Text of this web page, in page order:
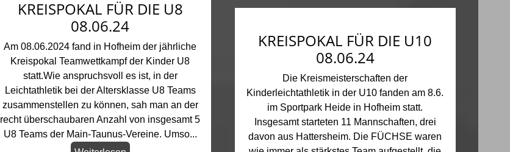
KREISPOKAL FÜR DIE U8
08.06.24
Am 08.06.2024 fand in Hofheim der jährliche
Kreispokal Teamwettkampf der Kinder U8
statt.Wie anspruchsvoll es ist, in der
Leichtathletik bei der Altersklasse U8 Teams
zusammenstellen zu können, sah man an der
recht überschaubaren Anzahl von insgesamt 5
U8 Teams der Main-Taunus-Vereine. Umso...
KREISPOKAL FÜR DIE U10
08.06.24
Die Kreismeisterschaften der
Kinderleichtathletik in der U10 fanden am 8.6.
im Sportpark Heide in Hofheim statt.
Insgesamt starteten 11 Mannschaften, drei
davon aus Hattersheim. Die FÜCHSE waren